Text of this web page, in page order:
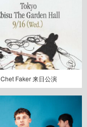
Chet Faker 来日公演